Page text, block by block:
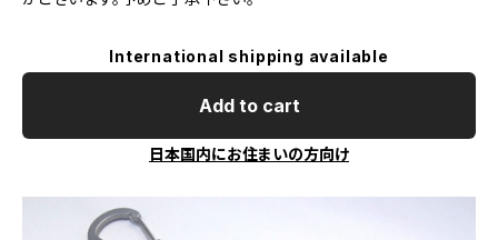
International shipping available
Add to cart
日本国内にお住まいの方向け